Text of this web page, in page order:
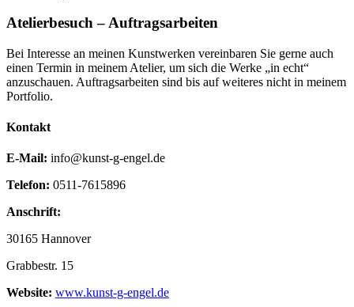
Atelierbesuch – Auftragsarbeiten
Bei Interesse an meinen Kunstwerken vereinbaren Sie gerne auch
einen Termin in meinem Atelier, um sich die Werke „in echt“
anzuschauen. Auftragsarbeiten sind bis auf weiteres nicht in meinem
Portfolio.
Kontakt
E-Mail: info@kunst-g-engel.de
Telefon: 0511-7615896
Anschrift:
30165 Hannover
Grabbestr. 15
Website: www.kunst-g-engel.de